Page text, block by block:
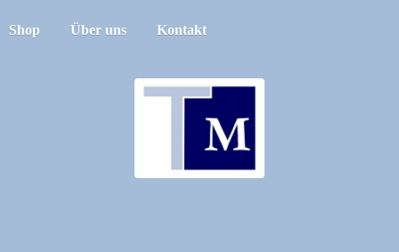
Shop Über uns Kontakt